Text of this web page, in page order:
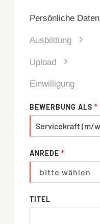
Persönliche Daten
Ausbildung
Upload
Einwilligung
BEWERBUNG ALS *
ANREDE *
bitte wählen
TITEL